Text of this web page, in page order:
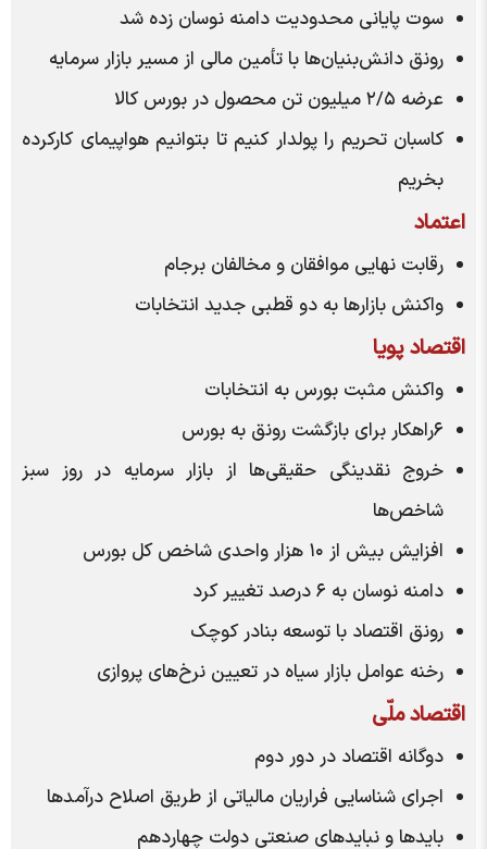
سوت پایانی محدودیت دامنه نوسان زده شد
رونق دانش‌بنیان‌ها با تأمین مالی از مسیر بازار سرمایه
عرضه ۲/۵ میلیون تن محصول در بورس کالا
کاسبان تحریم را پولدار کنیم تا بتوانیم هواپیمای کارکرده
بخریم
اعتماد
رقابت نهایی موافقان و مخالفان برجام
واکنش بازار‌ها به دو قطبی جدید انتخابات
اقتصاد پویا
واکنش مثبت بورس به انتخابات
۶راهکار برای بازگشت رونق به بورس
خروج نقدینگی حقیقی‌ها از بازار سرمایه در روز سبز
شاخص‌ها
افزایش بیش از ۱۰ هزار واحدی شاخص کل بورس
دامنه نوسان به ۶ درصد تغییر کرد
رونق اقتصاد با توسعه بنادر کوچک
رخنه عوامل بازار سیاه در تعیین نرخ‌های پروازی
اقتصاد ملّی
دوگانه اقتصاد در دور دوم
اجرای شناسایی فراریان مالیاتی از طریق اصلاح درآمد‌ها
باید‌ها و نباید‌های صنعتی دولت چهاردهم